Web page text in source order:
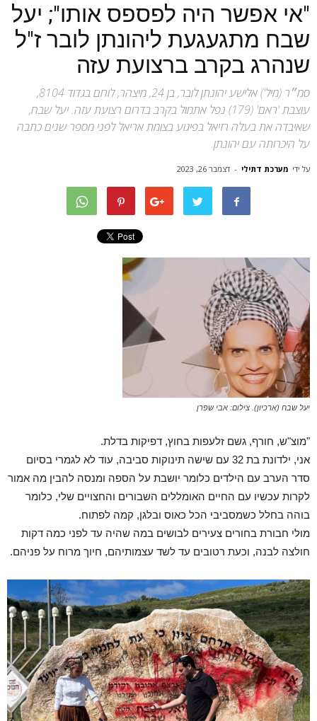
"אי אפשר היה לפספס אותו"; יעל
שבח מתגעגעת ליהונתן לובר ז"ל
שנהרג בקרב ברצועת עזה
סמ״ר (מיל') אלישע יהונתן לובר, בן 24, מיצהר, לוחם בגדוד 8104,
עוצבת 'ראם' (179) נפל אתמול בקרב בדרום רצועת עזה. יעל שבח,
שאיבדה את בעלה רזיאל בפיגוע בצומת אריאל לפני מספר שנים כתבה
על היכרותה עם יהונתן.
על ידי מערכת דתילי - דצמבר 26, 2023
יעל שבח (ארכיון). צילום: אבי שפרן
"מוצ"ש, חורף, גשם זלעפות בחוץ, דפיקות בדלת.
אני, ילדונת בת 32 עם שישה תינוקות סביבה, עוד לא לגמרי בסיום
סדר הערב עם הילדים כלומר יושבת על הספה ומנסה להבין מה אמור
לקרות עכשיו עם החיים האומללים השבורים והחצויים שלי, כלומר
בוהה בחלל כשמסביבי הכל כאוס ובלגן, קמה לפתוח.
מולי חבורת בחורים צעירים לבושים במה שהיה עד לפני כמה דקות
חולצה לבנה, וכעת רטובים עד לשד עצמותיהם, חיוך מרוח על פניהם.